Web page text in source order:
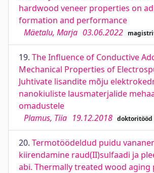
hardwood veneer properties on
formation and performance
Mäetalu, Marja 03.06.2022
19. The Influence of Conductive
Mechanical Properties of
Juhtivate lisandite mõju
nanokiuliste lausmaterjalide
omadustele
Plamus, Tiia 19.12.2018 doktoritööd
20. Termotöödeldud puidu
kiirendamine raud(II)sulfaadi ja
abi. Thermally treated wood aging